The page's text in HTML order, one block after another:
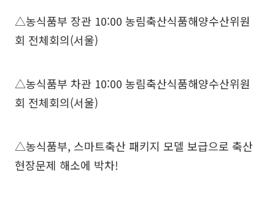
△농식품부 장관 10:00 농림축산식품해양수산위원
회 전체회의(서울)
△농식품부 차관 10:00 농림축산식품해양수산위원
회 전체회의(서울)
△농식품부, 스마트축산 패키지 모델 보급으로 축산
현장문제 해소에 박차!